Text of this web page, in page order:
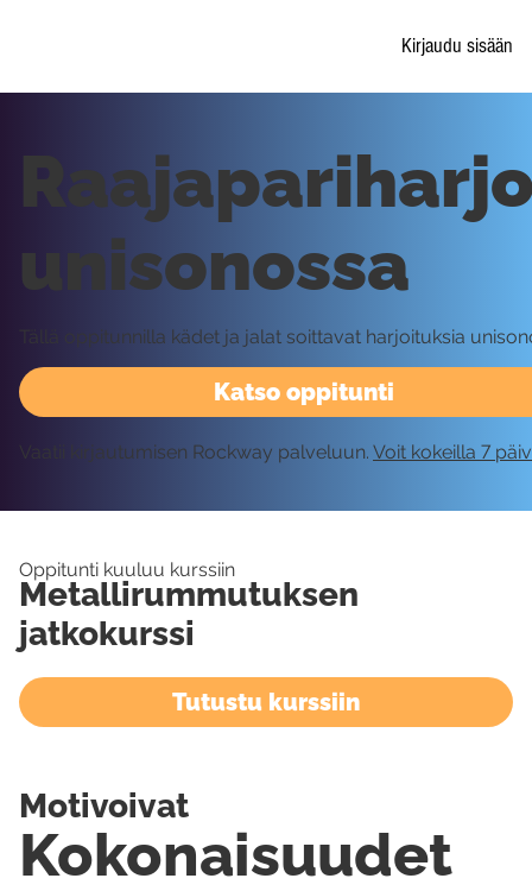
Kirjaudu sisään
Katso oppitunti
unisonossa
Tällä oppitunnilla kädet ja jalat soittavat harjoituksia
Vaatii kirjautumisen Rockway palveluun. Voit kokeilla 7
Oppitunti kuuluu kurssiin
Metallirummutuksen
jatkokurssi
Tutustu kurssiin
Kokonaisuudet
Motivoivat